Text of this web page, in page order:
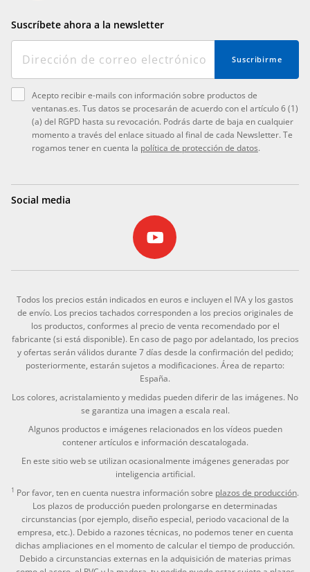
Suscríbete ahora a la newsletter
Suscribirme
Acepto recibir e-mails con información sobre productos de
ventanas.es. Tus datos se procesarán de acuerdo con el artículo 6 (1)
(a) del RGPD hasta su revocación. Podrás darte de baja en cualquier
momento a través del enlace situado al final de cada Newsletter. Te
rogamos tener en cuenta la política de protección de datos.
Social media
Todos los precios están indicados en euros e incluyen el IVA y los gastos
de envío. Los precios tachados corresponden a los precios originales de
los productos, conformes al precio de venta recomendado por el
fabricante (si está disponible). En caso de pago por adelantado, los precios
y ofertas serán válidos durante 7 días desde la confirmación del pedido;
posteriormente, estarán sujetos a modificaciones. Área de reparto:
España.
Los colores, acristalamiento y medidas pueden diferir de las imágenes. No
se garantiza una imagen a escala real.
Algunos productos e imágenes relacionados en los vídeos pueden
contener artículos e información descatalogada.
En este sitio web se utilizan ocasionalmente imágenes generadas por
inteligencia artificial.
1 Por favor, ten en cuenta nuestra información sobre plazos de producción.
Los plazos de producción pueden prolongarse en determinadas
circunstancias (por ejemplo, diseño especial, periodo vacacional de la
empresa, etc.). Debido a razones técnicas, no podemos tener en cuenta
dichas ampliaciones en el momento de calcular el tiempo de producción.
Debido a circunstancias externas en la adquisición de materias primas